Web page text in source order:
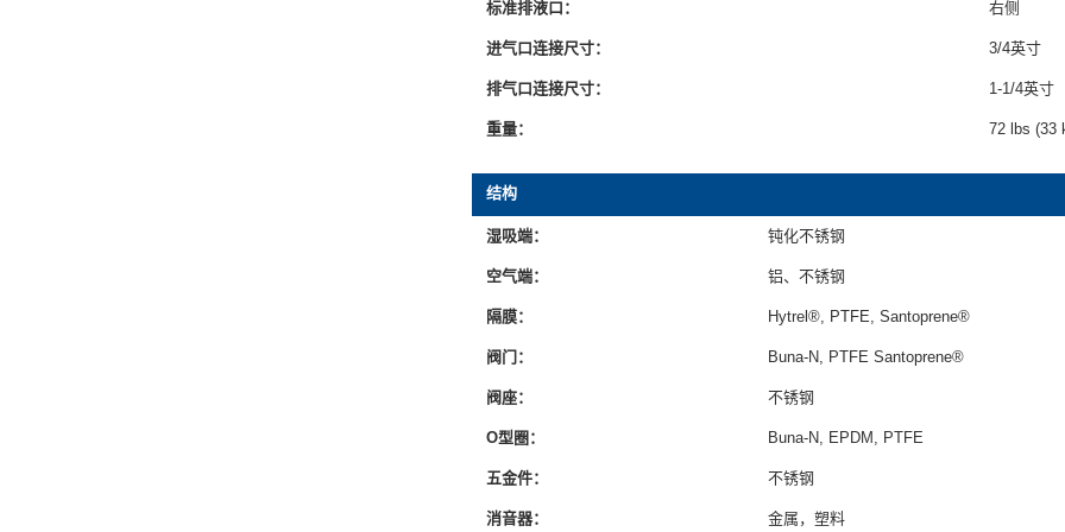
标准排液口： 右侧
进气口连接尺寸： 3/4英寸
排气口连接尺寸： 1-1/4英寸
重量： 72 lbs (33
结构
湿吸端： 钝化不锈钢
空气端： 铝、不锈钢
隔膜： Hytrel®, PTFE, Santoprene®
阀门： Buna-N, PTFE Santoprene®
阀座： 不锈钢
O型圈： Buna-N, EPDM, PTFE
五金件： 不锈钢
消音器： 金属，塑料